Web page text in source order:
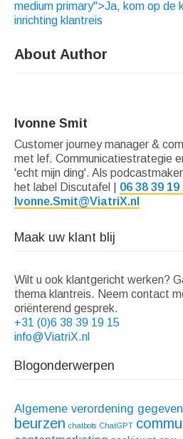
medium primary">Ja, kom op de
inrichting klantreis
About Author
Ivonne Smit
Customer journey manager &
met lef. Communicatiestrategie
'echt mijn ding'. Als
het label Discutafel | 06 38 39 19
Ivonne.Smit@ViatriX.nl
Maak uw klant blij
Wilt u ook klantgericht werken?
thema klantreis. Neem contact
oriënterend gesprek.
+31 (0)6 38 39 19 15
info@ViatriX.nl
Blogonderwerpen
Algemene verordening
beurzen chatbots ChatGPT